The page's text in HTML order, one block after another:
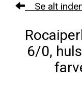
Se alt
6/0,